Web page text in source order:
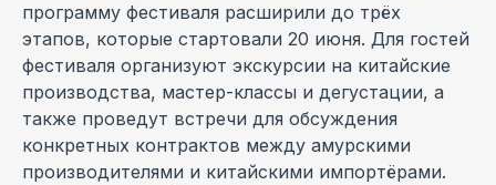
программу фестиваля расширили до трёх
этапов, которые стартовали 20 июня. Для гостей
фестиваля организуют экскурсии на китайские
производства, мастер-классы и дегустации, а
также проведут встречи для обсуждения
конкретных контрактов между амурскими
производителями и китайскими импортёрами.